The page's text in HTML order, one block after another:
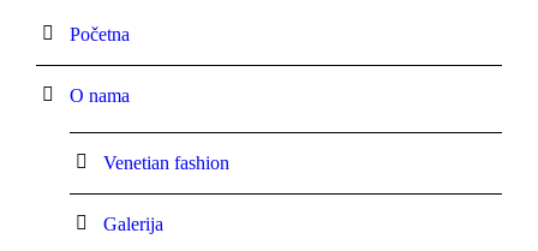
Početna
O nama
Venetian fashion
Galerija